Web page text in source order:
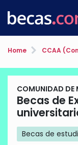
Home CCAA
COMUNIDAD DE
Becas de
Becas de